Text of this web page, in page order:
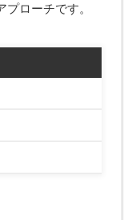
ローチです。